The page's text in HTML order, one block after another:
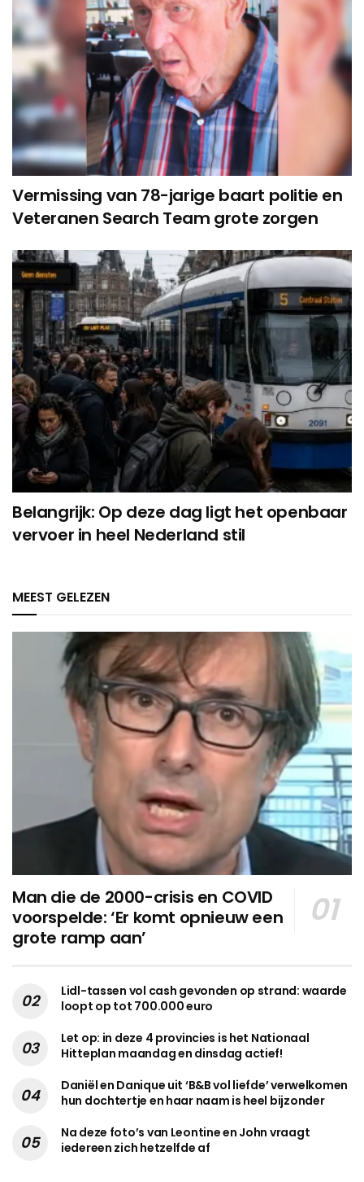
Vermissing van 78-jarige baart politie en
Veteranen Search Team grote zorgen
Belangrijk: Op deze dag ligt het openbaar
vervoer in heel Nederland stil
MEEST GELEZEN
Man die de 2000-crisis en COVID
voorspelde: ‘Er komt opnieuw een
grote ramp aan’
Lidl-tassen vol cash gevonden op strand: waarde
loopt op tot 700.000 euro
Let op: in deze 4 provincies is het Nationaal
Hitteplan maandag en dinsdag actief!
Daniël en Danique uit ‘B&B vol liefde’ verwelkomen
hun dochtertje en haar naam is heel bijzonder
Na deze foto’s van Leontine en John vraagt
iedereen zich hetzelfde af